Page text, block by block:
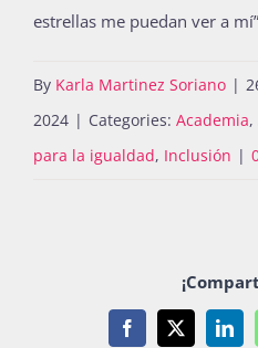
estrellas me puedan ver a
By Karla Martinez Soriano |
2024 | Categories: Academia,
para la igualdad, Inclusión |
Facebook
X